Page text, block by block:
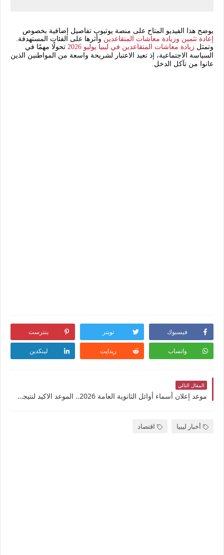
يوضح هذا الفيديو المتاح على منصة يوتيوب تفاصيل إضافية بخصوص
إعادة تثمين وزيادة معاشات المتقاعدين وأثرها على الفئات المستهدفة.
وتمثل زيادة معاشات المتقاعدين في ليبيا يوليو 2026
عانوا من تآكل الدخل.
فيسبوك تويتر بنترست
واتساب ريدايت لينكدين
المقال التالي
موعد إعلان أسماء أوائل الثانوية العامة 2026.. الموعد الاكيد لنتيجة 3ث وتفاصيل رسمية وتحليل شامل
أخبار ليبيا اقتصاد